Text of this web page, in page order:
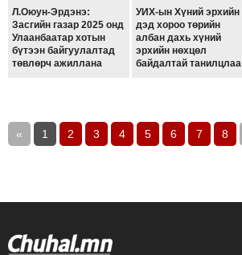
Л.Оюун-Эрдэнэ:
Засгийн газар 2025 онд
Улаанбаатар хотын
бүтээн байгуулалтад
төвлөрч ажиллана
УИХ-ын Хүний эрхийн
дэд хороо төрийн
албан дахь хүний
эрхийн нөхцөл
байдалтай танилцлаа
« 1 2 3 4 5 6 7 8